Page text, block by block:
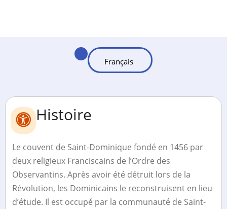
Histoire
Le couvent de Saint-Dominique fondé en 1456 par
deux religieux Franciscains de l’Ordre des
Observantins. Après avoir été détruit lors de la
Révolution, les Dominicains le reconstruisent en lieu
d’étude. Il est occupé par la communauté de Saint-